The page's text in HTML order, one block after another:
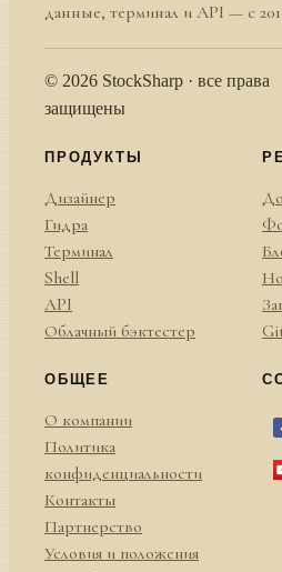
данные, терминал и API — с
© 2026 StockSharp · все права
защищены
ПРОДУКТЫ
Дизайнер
Гидра
Терминал
Shell
API
Облачный бэктестер
ОБЩЕЕ
О компании
Политика
конфиденциальности
Контакты
Партнерство
Условия и положения